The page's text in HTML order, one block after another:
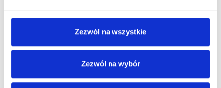
Zezwól na wszystkie
Zezwól na wybór